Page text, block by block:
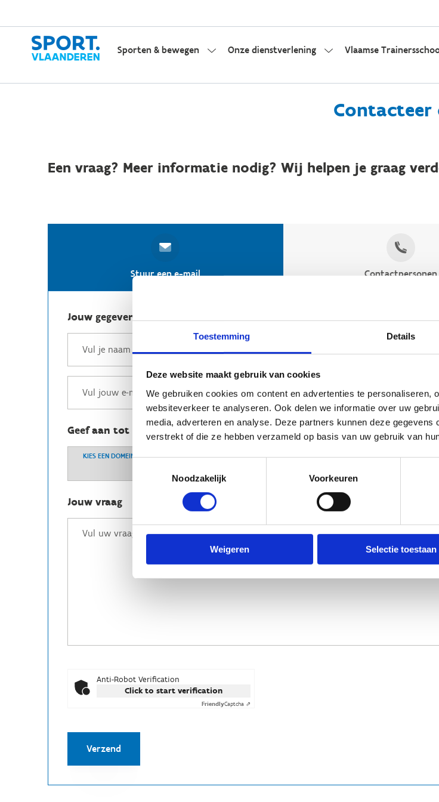
Toestemming Details
Deze website maakt gebruik van cookies
We gebruiken cookies om content en advertenties te personaliseren,
websiteverkeer te analyseren. Ook delen we informatie over uw
media, adverteren en analyse. Deze partners kunnen deze
verstrekt of die ze hebben verzameld op basis van uw gebruik van
Noodzakelijk
Voorkeuren
Weigeren Selectie toestaan
Sporten & bewegen Onze dienstverlening Vlaamse
Contacteer
Een vraag? Meer informatie nodig? Wij helpen je graag
Stuur een e-mail Contactpersonen
Jouw gegevens
Geef aan tot welk domein jouw vraag behoort
KIES EEN DOMEIN
Jouw vraag
Anti-Robot Verification
Click to start verification
FriendlyCaptcha ⇗
Verzend